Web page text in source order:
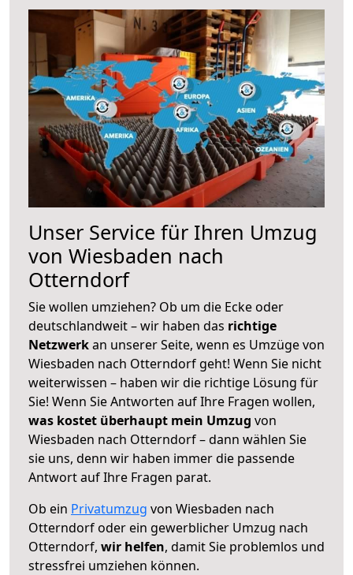
Unser Service für Ihren Umzug
von Wiesbaden nach
Otterndorf
Sie wollen umziehen? Ob um die Ecke oder
deutschlandweit – wir haben das richtige
Netzwerkan unserer Seite, wenn es Umzüge von
Wiesbaden nach Otterndorf geht! Wenn Sie nicht
weiterwissen – haben wir die richtige Lösung für
Sie! Wenn Sie Antworten auf Ihre Fragen wollen,
was kostet überhaupt mein Umzug von
Wiesbaden nach Otterndorf – dann wählen Sie
sie uns, denn wir haben immer die passende
Antwort auf Ihre Fragen parat.
Ob ein Privatumzug von Wiesbaden nach
Otterndorf oder ein gewerblicher Umzug nach
Otterndorf, wir helfen, damit Sie problemlos und
stressfrei umziehen können.